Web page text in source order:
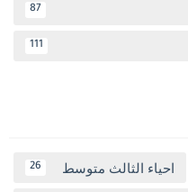
87
111
احياء الثالث متوسط 26